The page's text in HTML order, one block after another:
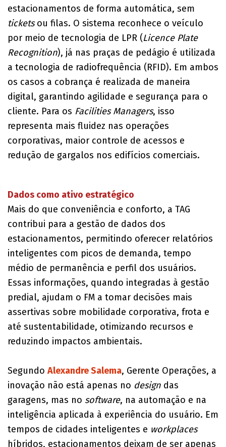
estacionamentos de forma automática, sem
ticketsou filas. O sistema reconhece o veículo
por meio de tecnologia de LPR (Licence Plate
Recognition), já nas praças de pedágio é utilizada
a tecnologia de radiofrequência (RFID). Em ambos
os casos a cobrança é realizada de maneira
digital, garantindo agilidade e segurança para o
cliente. Para os Facilities Managers, isso
representa mais fluidez nas operações
corporativas, maior controle de acessos e
redução de gargalos nos edifícios comerciais.
Dados como ativo estratégico
Mais do que conveniência e conforto, a TAG
contribui para a gestão de dados dos
estacionamentos, permitindo oferecer relatórios
inteligentes com picos de demanda, tempo
médio de permanência e perfil dos usuários.
Essas informações, quando integradas à gestão
predial, ajudam o FM a tomar decisões mais
assertivas sobre mobilidade corporativa, frota e
até sustentabilidade, otimizando recursos e
reduzindo impactos ambientais.
Segundo Alexandre Salema, Gerente Operações, a
inovação não está apenas no design das
garagens, mas no software, na automação e na
inteligência aplicada à experiência do usuário. Em
tempos de cidades inteligentes e workplaces
híbridos, estacionamentos deixam de ser apenas